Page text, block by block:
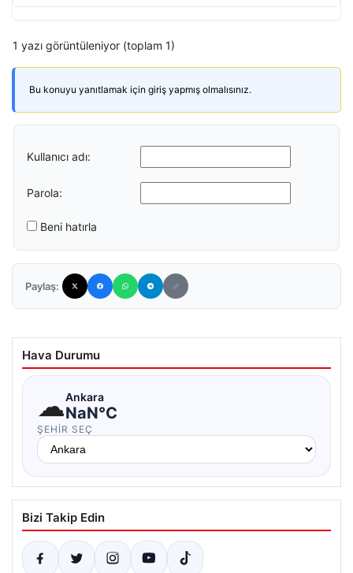
1 yazı görüntüleniyor (toplam 1)
Bu konuyu yanıtlamak için giriş yapmış olmalısınız.
Kullanıcı adı:
Parola:
Beni hatırla
Paylaş:
Hava Durumu
☁Ankara
NaN°C
ŞEHIR SEÇ
Bizi Takip Edin